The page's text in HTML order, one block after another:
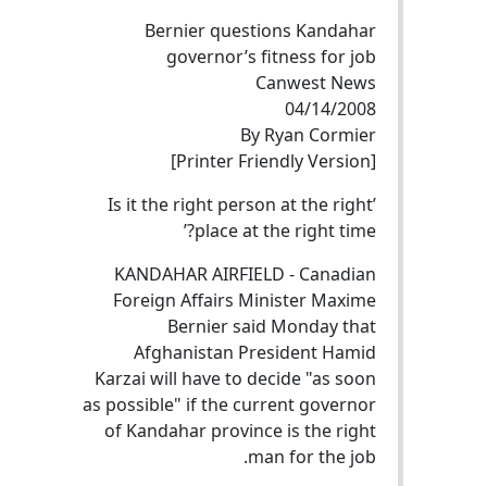
Bernier questions Kandahar
governor’s fitness for job
Canwest News
04/14/2008
By Ryan Cormier
[Printer Friendly Version]
’Is it the right person at the right
place at the right time?’
KANDAHAR AIRFIELD - Canadian
Foreign Affairs Minister Maxime
Bernier said Monday that
Afghanistan President Hamid
Karzai will have to decide "as soon
as possible" if the current governor
of Kandahar province is the right
man for the job.